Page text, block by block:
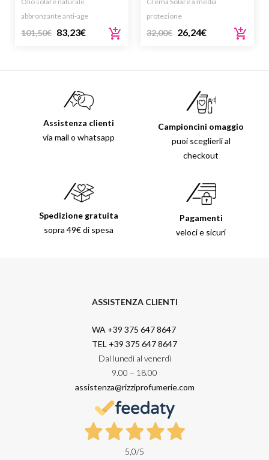
abbronzante anti-age
101,50€ 83,23€
protezione
32,00€ 26,24€
Assistenza clienti
via mail o whatsapp
Campioncini omaggio
puoi sceglierli al
checkout
Spedizione gratuita
sopra 49€ di spesa
Pagamenti
veloci e sicuri
ASSISTENZA CLIENTI
WA +39 375 647 8647
TEL +39 375 647 8647
Dal lunedì al venerdì
9.00 – 18.00
assistenza@rizziprofumerie.com
5,0/5